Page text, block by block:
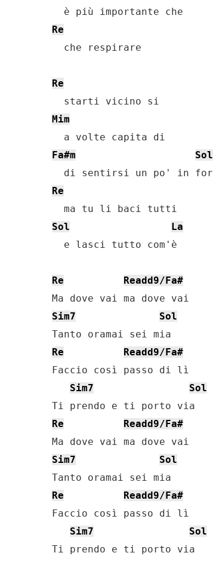
Re
  che respirare
Re
Mim
Fa#m
Sol
Re
Sol
La
  e lasci tutto com'è
Re
Readd9/Fa#
Sim7
Sol
Re
Readd9/Fa#
Faccio così passo di lì
Sim7
Sol
Re
Readd9/Fa#
Sim7
Sol
Re
Readd9/Fa#
Faccio così passo di lì
Sim7
Sol
Ti prendo e ti porto via